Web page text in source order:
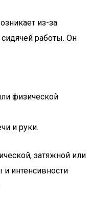
из-за
работы. Он
физической
и руки.
затяжной или
интенсивности